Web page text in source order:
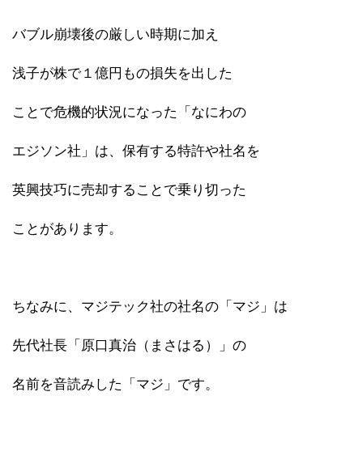
バブル崩壊後の厳しい時期に加え
浅子が株で１億円もの損失を出した
ことで危機的状況になった「なにわの
エジソン社」は、保有する特許や社名を
英興技巧に売却することで乗り切った
ことがあります。
ちなみに、マジテック社の社名の「マジ」は
先代社長「原口真治（まさはる）」の
名前を音読みした「マジ」です。